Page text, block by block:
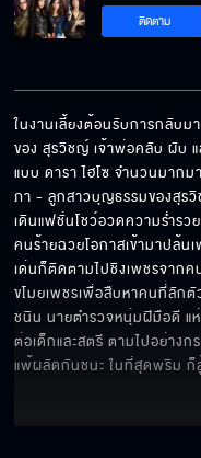
มื
ติดตาม
ในงานเลี้ยงต้อนรับการกลับ
ของ สุรวิชญ์ เจ้าพ่อคลับ ผับ แ
แบบ ดารา ไฮโซ จำนวนมาก
ภา - ลูกสาวบุญธรรมของสุร
เดินแฟชั่นโชว์อวดความร่ำรว
คนร้ายฉวยโอกาสเข้ามาปล้น
เด่นก็ติดตามไปชิงเพชรจาก
ขโมยเพชรเพื่อสืบหาคนที่ลัก
ชนิน นายตำรวจหนุ่มฝีมือดี แ
ต่อเด็กและสตรี ตามไปอย่าง
แพ้ผลัดกันชนะ ในที่สุดพริม ก็